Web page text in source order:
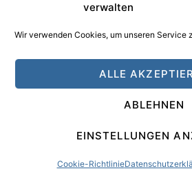
verwalten
Wir verwenden Cookies, um unseren Service
ALLE
ABLEHNEN
EINSTELLUNGEN
Cookie-Richtlinie
HAMANN DESIGN -
Impressum